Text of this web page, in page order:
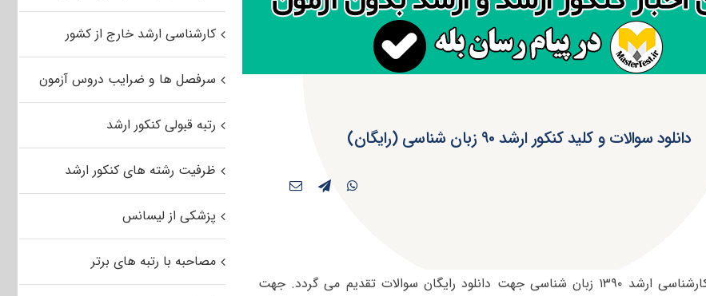
دانلود سوالات و کلید کنکور ارشد ۹۰ زبان شناسی (رایگان)
سوالات آزمون کارشناسی ارشد ۱۳۹۰ زبان شناسی جهت دانلود رایگان سوالات تقدیم می گردد. جهت
کارشناسی ارشد خارج از کشور
سرفصل ها و ضرایب دروس آزمون
رتبه قبولی کنکور ارشد
ظرفیت رشته های کنکور ارشد
پزشکی از لیسانس
مصاحبه با رتبه های برتر